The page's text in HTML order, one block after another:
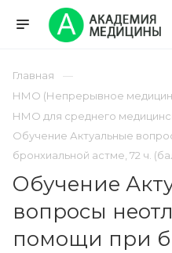
Главная
НМО (Непрерывное
НМО для среднего
Обучение Актуальные
бронхиальной астме, 72 ч.
Обучение
вопросы
помощи при